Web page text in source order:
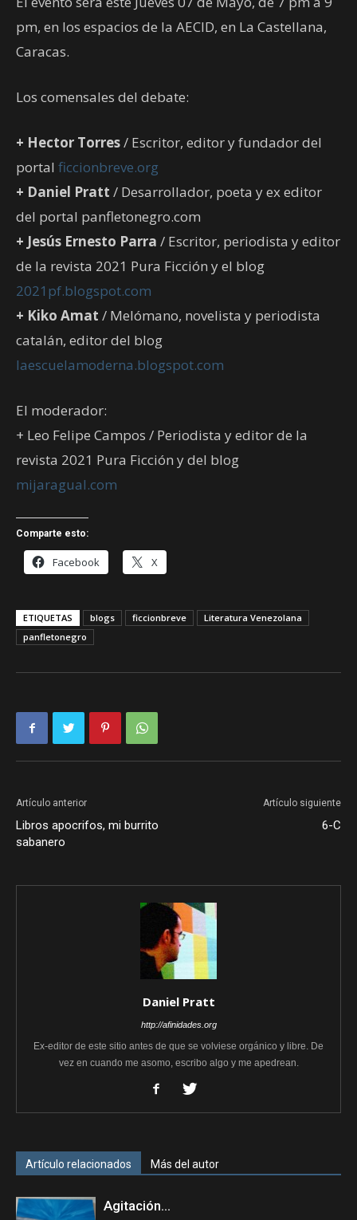
pm, en los espacios de la AECID, en La Castellana,
Caracas.
Los comensales del debate:
+ Hector Torres/ Escritor, editor y fundador del
portal ficcionbreve.org
+ Daniel Pratt / Desarrollador, poeta y ex editor
del portal panfletonegro.com
+ Jesús Ernesto Parra / Escritor, periodista y editor
de la revista 2021 Pura Ficción y el blog
2021pf.blogspot.com
+ Kiko Amat / Melómano, novelista y periodista
catalán, editor del blog
laescuelamoderna.blogspot.com
El moderador:
+ Leo Felipe Campos / Periodista y editor de la
revista 2021 Pura Ficción y del blog
mijaragual.com
Comparte esto:
Facebook X
ETIQUETAS blogs ficcionbreve
Literatura Venezolana
panfletonegro
Artículo anterior
Libros apocrifos, mi burrito
sabanero
Artículo siguiente
6-C
Daniel Pratt
http://afinidades.org
Ex-editor de este sitio antes de que se volviese orgánico y libre. De
vez en cuando me asomo, escribo algo y me apedrean.
Artículo relacionados Más del autor
Agitación…